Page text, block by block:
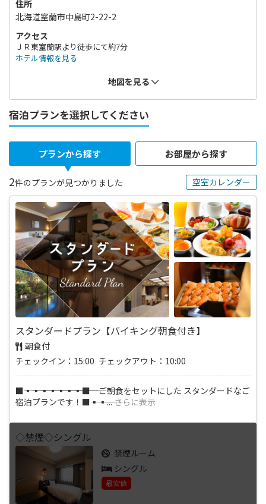
住所
北海道室蘭市中島町2-22-2
アクセス
ＪＲ東室蘭駅より徒歩にて約7分
ホテル情報を見る
地図を見る
宿泊プランを選択してください
プランから探す お部屋から探す
2件のプランが見つかりました 空室カレンダー
スタンダードプラン【バイキング朝食付き】
朝食付
チェックイン：15:00 チェックアウト：10:00
■―――▪―――▪―――▪―――▪―――▪―――▪―――▪―――■ ご朝食をセットにした スタンダードなご
宿泊プランです！■―――▪―――▪...さらに表示
◇禁煙◇シングル
禁煙ルーム
シングル
最安値